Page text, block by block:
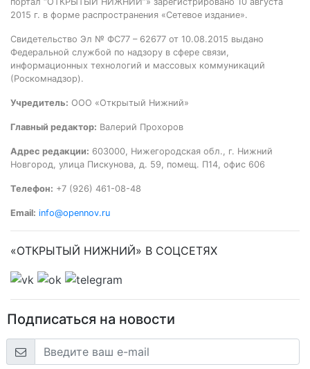
2015 г. в форме распространения «Сетевое издание».
Свидетельство Эл № ФС77 – 62677 от 10.08.2015 выдано
Федеральной службой по надзору в сфере связи,
информационных технологий и массовых коммуникаций
(Роскомнадзор).
Учредитель: ООО «Открытый Нижний»
Главный редактор: Валерий Прохоров
Адрес редакции: 603000, Нижегородская обл., г. Нижний
Новгород, улица Пискунова, д. 59, помещ. П14, офис 606
Телефон: +7 (926) 461-08-48
Email: info@opennov.ru
«ОТКРЫТЫЙ НИЖНИЙ» В СОЦСЕТЯХ
Подписаться на новости